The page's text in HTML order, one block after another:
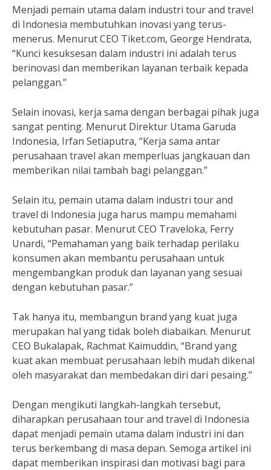
Menjadi pemain utama dalam industri tour and travel
di Indonesia membutuhkan inovasi yang terus-
menerus. Menurut CEO Tiket.com, George Hendrata,
“Kunci kesuksesan dalam industri ini adalah terus
berinovasi dan memberikan layanan terbaik kepada
pelanggan.”
Selain inovasi, kerja sama dengan berbagai pihak juga
sangat penting. Menurut Direktur Utama Garuda
Indonesia, Irfan Setiaputra, “Kerja sama antar
perusahaan travel akan memperluas jangkauan dan
memberikan nilai tambah bagi pelanggan.”
Selain itu, pemain utama dalam industri tour and
travel di Indonesia juga harus mampu memahami
kebutuhan pasar. Menurut CEO Traveloka, Ferry
Unardi, “Pemahaman yang baik terhadap perilaku
konsumen akan membantu perusahaan untuk
mengembangkan produk dan layanan yang sesuai
dengan kebutuhan pasar.”
Tak hanya itu, membangun brand yang kuat juga
merupakan hal yang tidak boleh diabaikan. Menurut
CEO Bukalapak, Rachmat Kaimuddin, “Brand yang
kuat akan membuat perusahaan lebih mudah dikenal
oleh masyarakat dan membedakan diri dari pesaing.”
Dengan mengikuti langkah-langkah tersebut,
diharapkan perusahaan tour and travel di Indonesia
dapat menjadi pemain utama dalam industri ini dan
terus berkembang di masa depan. Semoga artikel ini
dapat memberikan inspirasi dan motivasi bagi para